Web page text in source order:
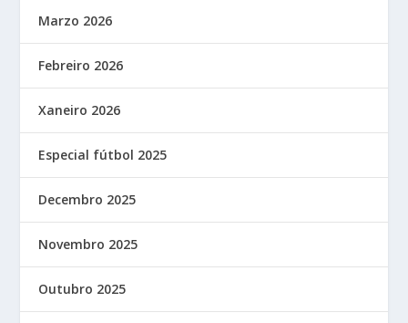
Marzo 2026
Febreiro 2026
Xaneiro 2026
Especial fútbol 2025
Decembro 2025
Novembro 2025
Outubro 2025